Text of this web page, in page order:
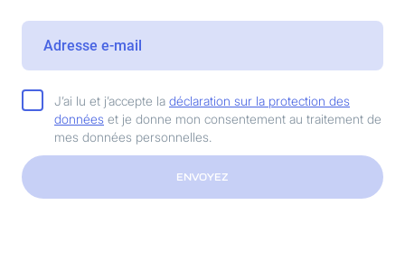
J’ai lu et j’accepte la déclaration sur la protection des
données et je donne mon consentement au traitement de
mes données personnelles.
ENVOYEZ